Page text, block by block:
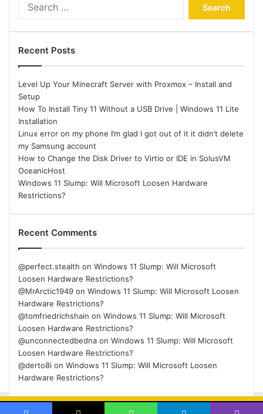
Recent Posts
Level Up Your Minecraft Server with Proxmox – Install and
Setup
How To Install Tiny 11 Without a USB Drive | Windows 11 Lite
Installation
Linux error on my phone I’m glad I got out of it it didn’t delete
my Samsung account
How to Change the Disk Driver to Virtio or IDE in SolusVM
OceanicHost
Windows 11 Slump: Will Microsoft Loosen Hardware
Restrictions?
Recent Comments
@perfect.stealth on Windows 11 Slump: Will Microsoft
Loosen Hardware Restrictions?
@MrArctic1949 on Windows 11 Slump: Will Microsoft Loosen
Hardware Restrictions?
@tomfriedrichshain on Windows 11 Slump: Will Microsoft
Loosen Hardware Restrictions?
@unconnectedbedna on Windows 11 Slump: Will Microsoft
Loosen Hardware Restrictions?
@derto8i on Windows 11 Slump: Will Microsoft Loosen
Hardware Restrictions?